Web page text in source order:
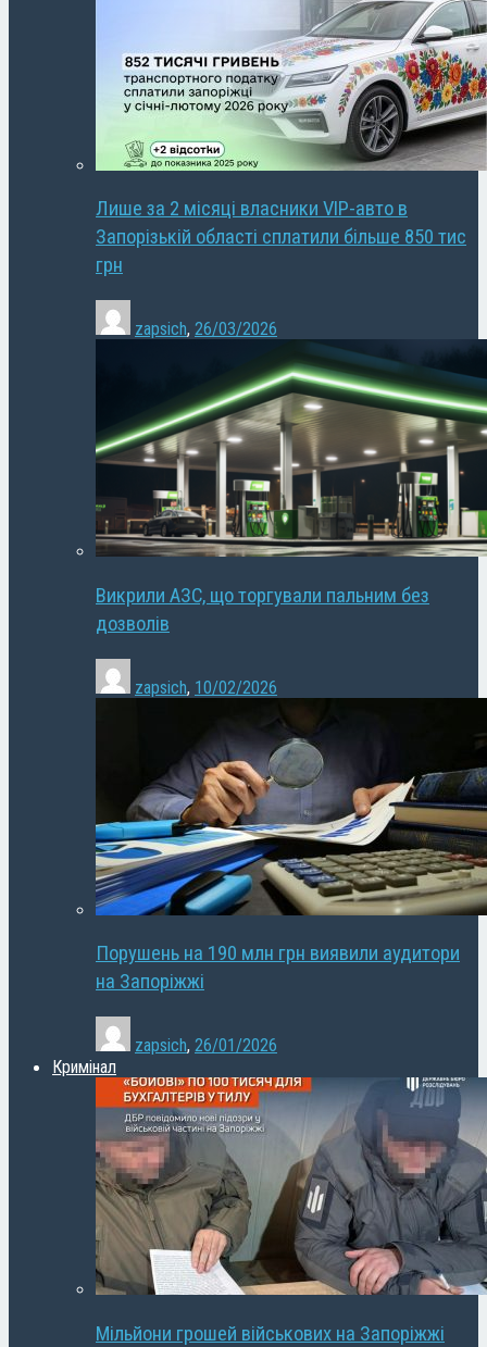
Лише за 2 місяці власники VIP-авто в
Запорізькій області сплатили більше 850 тис
грн
zapsich, 26/03/2026
Викрили АЗС, що торгували пальним без
дозволів
zapsich, 10/02/2026
Порушень на 190 млн грн виявили аудитори
на Запоріжжі
zapsich, 26/01/2026
Кримінал
Мільйони грошей військових на Запоріжжі